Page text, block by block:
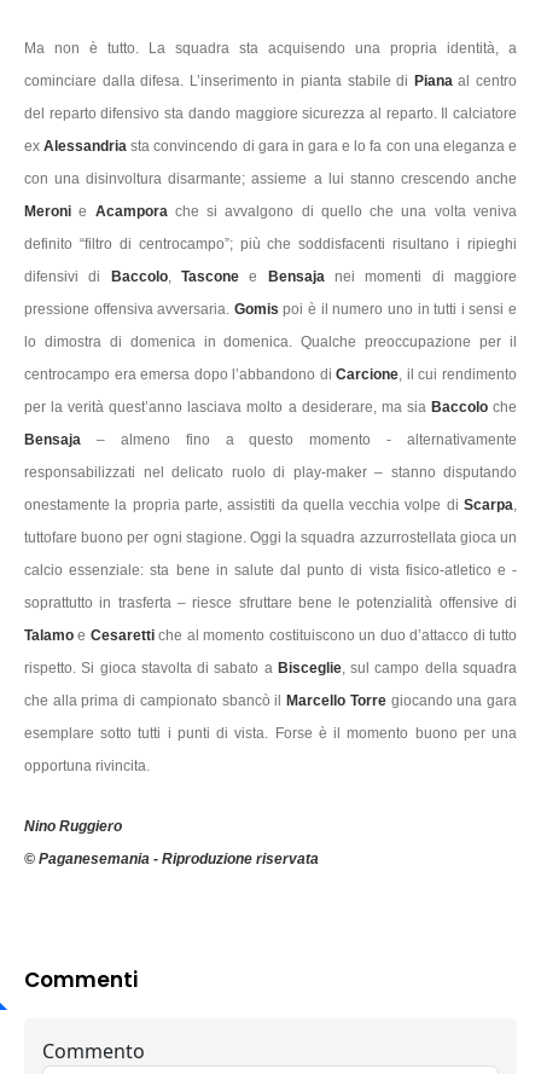
Ma non è tutto. La squadra sta acquisendo una propria identità, a
cominciare dalla difesa. L’inserimento in pianta stabile di Pianaal centro
del reparto difensivo sta dando maggiore sicurezza al reparto. Il calciatore
exAlessandriasta convincendo di gara in gara e lo fa con una eleganza e
con una disinvoltura disarmante; assieme a lui stanno crescendo anche
Meronie Acampora che si avvalgono di quello che una volta veniva
definito “filtro di centrocampo”; più che soddisfacenti risultano i ripieghi
difensivi di
Baccolo,Tasconee Bensajanei momenti di maggiore
pressione offensiva avversaria. Gomispoi è il numero uno in tutti i sensi e
lo dimostra di domenica in domenica. Qualche preoccupazione per il
centrocampo era emersa dopo l’abbandono diCarcione, il cui rendimento
per la verità quest’anno lasciava molto a desiderare, ma sia Baccoloche
Bensaja – almeno fino a questo momento - alternativamente
responsabilizzati nel delicato ruolo di play-maker – stanno disputando
onestamente la propria parte, assistiti da quella vecchia volpe di Scarpa,
tuttofare buono per ogni stagione. Oggi la squadra azzurrostellata gioca un
calcio essenziale: sta bene in salute dal punto di vista fisico-atletico e -
soprattutto in trasferta – riesce sfruttare bene le potenzialità offensive di
Talamoe Cesarettiche al momento costituiscono un duo d’attacco di tutto
rispetto. Si gioca stavolta di sabato a Bisceglie, sul campo della squadra
che alla prima di campionato sbancò il
Marcello Torre giocando una gara
esemplare sotto tutti i punti di vista. Forse è il momento buono per una
opportuna rivincita.
Nino Ruggiero
© Paganesemania - Riproduzione riservata
Commenti